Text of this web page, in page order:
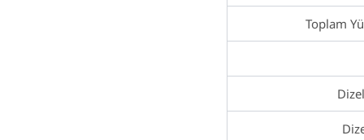
Toplam